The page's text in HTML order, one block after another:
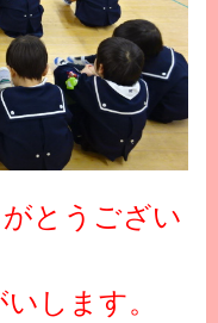
とうござい
します。